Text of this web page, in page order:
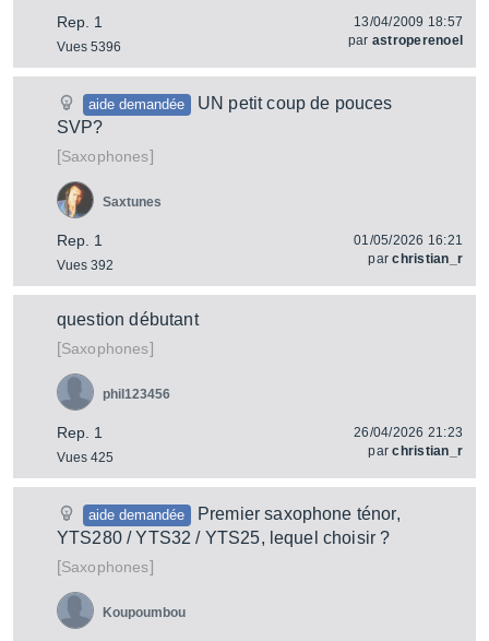
Rep. 1
Vues 5396
13/04/2009 18:57
par astroperenoel
aide demandée
UN petit coup de pouces
SVP?
[Saxophones]
Rep. 1
Vues 392
Saxtunes
01/05/2026 16:21
parchristian_r
question débutant
[Saxophones]
Rep. 1
Vues 425
phil123456
26/04/2026 21:23
parchristian_r
aide demandée
Premier saxophone ténor,
YTS280 / YTS32 / YTS25, lequel choisir ?
[Saxophones]
Koupoumbou